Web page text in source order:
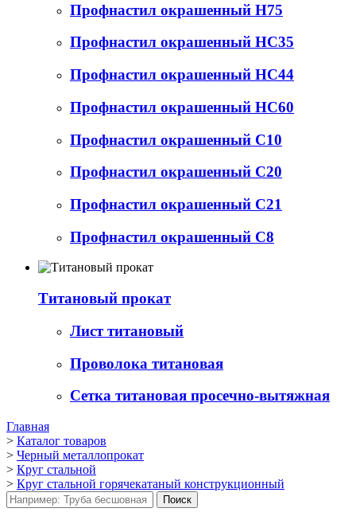
Профнастил окрашенный Н75
Профнастил окрашенный НС35
Профнастил окрашенный НС44
Профнастил окрашенный НС60
Профнастил окрашенный С10
Профнастил окрашенный С20
Профнастил окрашенный С21
Профнастил окрашенный С8
Титановый прокат
Лист титановый
Проволока титановая
Сетка титановая просечно-вытяжная
Главная
> Каталог товаров
> Черный металлопрокат
> Круг стальной
> Круг стальной горячекатаный конструкционный